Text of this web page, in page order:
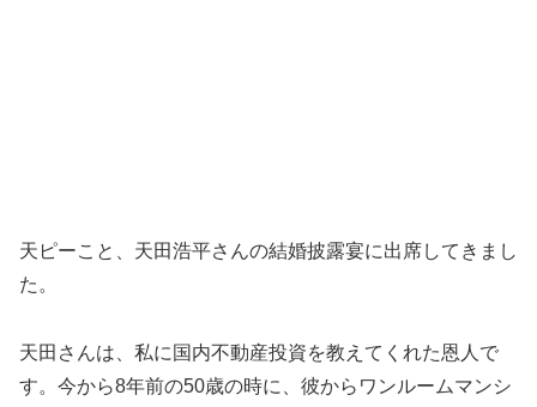
天ピーこと、天田浩平さんの結婚披露宴に出席してきまし
た。
天田さんは、私に国内不動産投資を教えてくれた恩人で
す。今から8年前の50歳の時に、彼からワンルームマンシ